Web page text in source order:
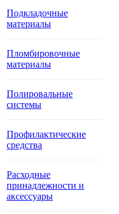
Подкладочные
материалы
Пломбировочные
материалы
Полировальные
системы
Профилактические
средства
Расходные
принадлежности и
аксессуары